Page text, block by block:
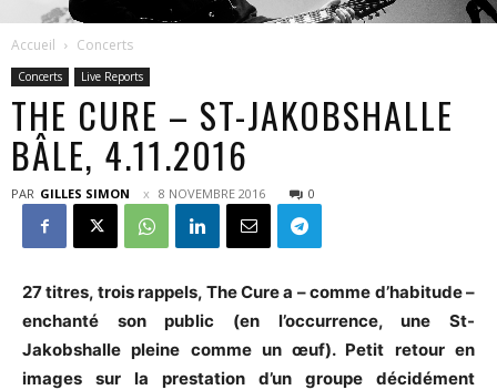
Accueil Concerts
Concerts Live Reports
THE CURE – ST-JAKOBSHALLE
BÂLE, 4.11.2016
PAR GILLES SIMON 8 NOVEMBRE 2016 0
27 titres, trois rappels, The Cure a – comme d’habitude –
enchanté son public (en l’occurrence, une St-
Jakobshalle pleine comme un œuf). Petit retour en
images sur la prestation d’un groupe décidément